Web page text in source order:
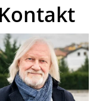
Kontakt